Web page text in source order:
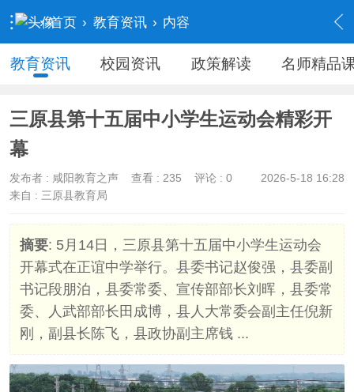
› 首页 › 教育资讯 › 内容
教育资讯 校园资讯 政策解读 名师精品
三原县第十五届中小学生运动会精彩开
幕
2026-5-18 16:28
发布者 : 咸阳教育之声 查看 : 235
评论 : 0
来自 : 三原县教育局
摘要: 5月14日，三原县第十五届中小学生运动会
开幕式在正谊中学举行。县委书记赵俊强，县委副
书记段朋泊，县委常委、宣传部部长刘晖，县委常
委、人武部部长田成博，县人大常委会副主任倪新
刚，副县长陈飞，县政协副主席钱 ...